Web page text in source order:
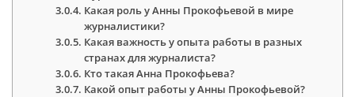
Какая роль у Анны Прокофьевой в мире
журналистики?
Какая важность у опыта работы в разных
странах для журналиста?
Кто такая Анна Прокофьева?
Какой опыт работы у Анны Прокофьевой?